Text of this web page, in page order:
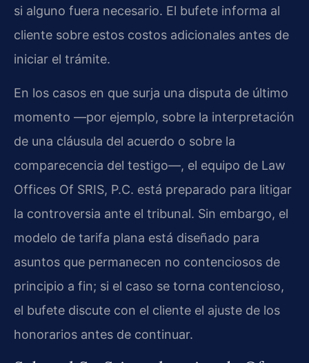
si alguno fuera necesario. El bufete informa al
cliente sobre estos costos adicionales antes de
iniciar el trámite.
En los casos en que surja una disputa de último
momento —por ejemplo, sobre la interpretación
de una cláusula del acuerdo o sobre la
comparecencia del testigo—, el equipo de Law
Offices Of SRIS, P.C. está preparado para litigar
la controversia ante el tribunal. Sin embargo, el
modelo de tarifa plana está diseñado para
asuntos que permanecen no contenciosos de
principio a fin; si el caso se torna contencioso,
el bufete discute con el cliente el ajuste de los
honorarios antes de continuar.